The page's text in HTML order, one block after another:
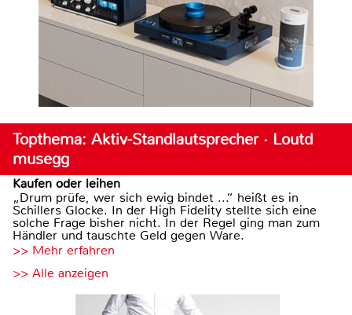
Topthema: Aktiv-Standlautsprecher · Loutd
musegg
Kaufen oder leihen
„Drum prüfe, wer sich ewig bindet ...“ heißt es in
Schillers Glocke. In der High Fidelity stellte sich eine
solche Frage bisher nicht. In der Regel ging man zum
Händler und tauschte Geld gegen Ware.
>> Mehr erfahren
>> Alle anzeigen